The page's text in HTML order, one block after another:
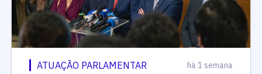
ATUAÇÃO PARLAMENTAR há 1 semana